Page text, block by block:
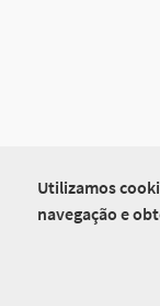
Utilizamos
navegação e